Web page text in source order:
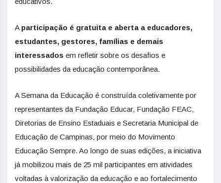
A participação é gratuita e aberta a educadores,
estudantes, gestores, famílias e demais
interessados em refletir sobre os desafios e
possibilidades da educação contemporânea.
A Semana da Educação é construída coletivamente por
representantes da Fundação Educar, Fundação FEAC,
Diretorias de Ensino Estaduais e Secretaria Municipal de
Educação de Campinas, por meio do Movimento
Educação Sempre. Ao longo de suas edições, a iniciativa
já mobilizou mais de 25 mil participantes em atividades
voltadas à valorização da educação e ao fortalecimento